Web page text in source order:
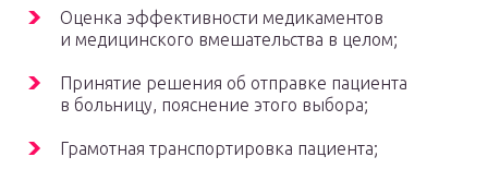
Оценка эффективности медикаментов
и медицинского вмешательства в целом;
Принятие решения об отправке пациента
в больницу, пояснение этого выбора;
Грамотная транспортировка пациента;